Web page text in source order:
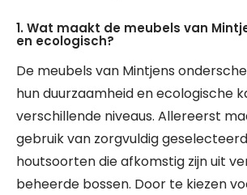
1. Wat maakt de meubels van
en ecologisch?
De meubels van Mintjens
hun duurzaamheid en ecologische
verschillende niveaus. Allereerst
gebruik van zorgvuldig
houtsoorten die afkomstig zijn uit
beheerde bossen. Door te kiezen